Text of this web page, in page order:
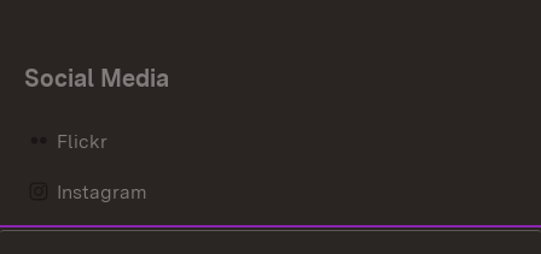
Social Media
Flickr
Instagram